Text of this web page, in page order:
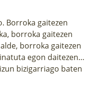
Borroka gaitezen
borroka gaitezen
borroka gaitezen
egon daitezen…
bizigarriago baten